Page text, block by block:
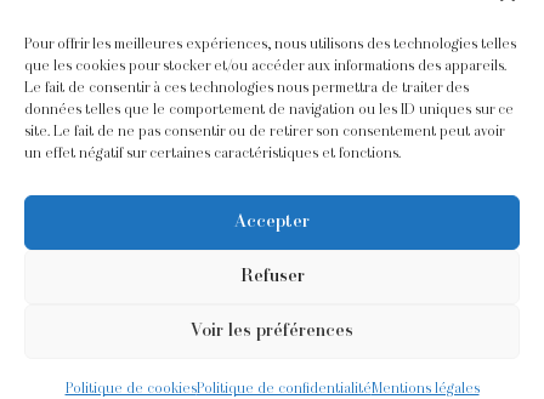
Pour offrir les meilleures expériences, nous utilisons des technologies telles
que les cookies pour stocker et/ou accéder aux informations des appareils.
Le fait de consentir à ces technologies nous permettra de traiter des
données telles que le comportement de navigation ou les ID uniques sur ce
site. Le fait de ne pas consentir ou de retirer son consentement peut avoir
un effet négatif sur certaines caractéristiques et fonctions.
Accepter
Refuser
Voir les préférences
Politique de cookiesPolitique de confidentialitéMentions légales
Les Baguettes Asiatiques Odiot
@odiot.paris @Odiot
Conditions générales de ventes– Conception:Givememore